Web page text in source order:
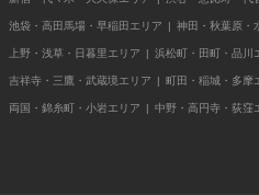
池袋・高田馬場・早稲田エリア 神田・秋葉原・
上野・浅草・日暮里エリア 浜松町・田町・品川
吉祥寺・三鷹・武蔵境エリア 町田・稲城・多摩
両国・錦糸町・小岩エリア 中野・高円寺・荻窪